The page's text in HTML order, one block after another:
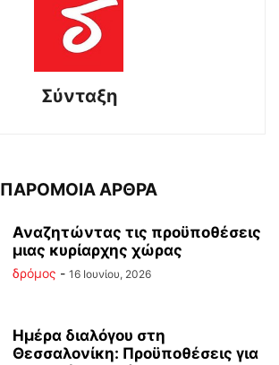
Σύνταξη
ΠΑΡΟΜΟΙΑ ΑΡΘΡΑ
Αναζητώντας τις προϋποθέσεις
μιας κυρίαρχης χώρας
δρόμος - 16 Ιουνίου, 2026
Ημέρα διαλόγου στη
Θεσσαλονίκη: Προϋποθέσεις για